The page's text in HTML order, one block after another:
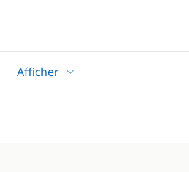
Afficher